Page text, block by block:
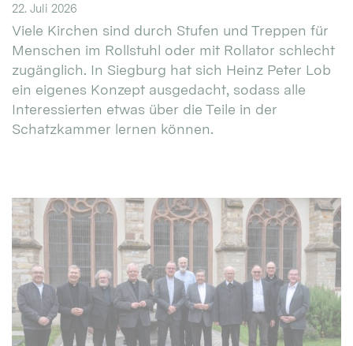
22. Juli 2026
Viele Kirchen sind durch Stufen und Treppen für
Menschen im Rollstuhl oder mit Rollator schlecht
zugänglich. In Siegburg hat sich Heinz Peter Lob
ein eigenes Konzept ausgedacht, sodass alle
Interessierten etwas über die Teile in der
Schatzkammer lernen können.